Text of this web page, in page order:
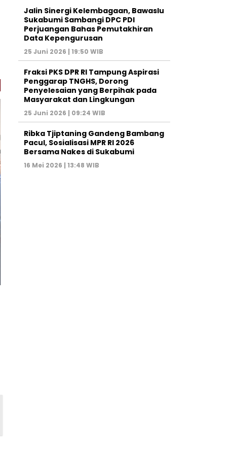
Jalin Sinergi Kelembagaan, Bawaslu
Sukabumi Sambangi DPC PDI
Perjuangan Bahas Pemutakhiran
Data Kepengurusan
25 Juni 2026 | 19:50 WIB
‎Fraksi PKS DPR RI Tampung Aspirasi
Penggarap TNGHS, Dorong
Penyelesaian yang Berpihak pada
Masyarakat dan Lingkungan‎
25 Juni 2026 | 09:24 WIB
Ribka Tjiptaning Gandeng Bambang
Pacul, Sosialisasi MPR RI 2026
Bersama Nakes di Sukabumi
16 Mei 2026 | 13:48 WIB